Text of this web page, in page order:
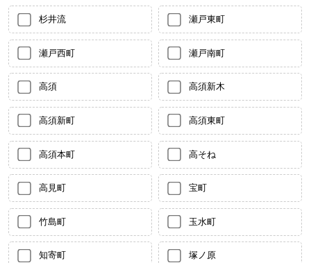
杉井流 瀬戸東町
瀬戸西町 瀬戸南町
高須 高須新木
高須新町 高須東町
高須本町 高そね
高見町 宝町
竹島町 玉水町
知寄町 塚ノ原